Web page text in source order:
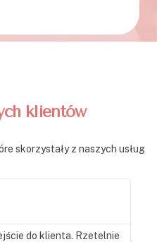
klientów
skorzystały z naszych usług
do klienta. Rzetelnie